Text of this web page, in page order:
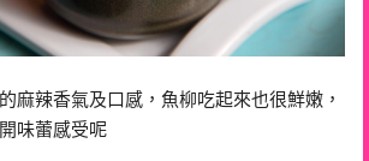
麻辣香氣及口感，魚柳吃起來也很鮮嫩，
味蕾感受呢